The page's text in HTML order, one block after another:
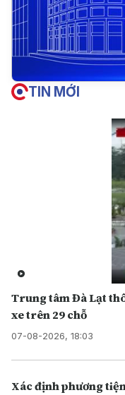
TIN MỚI
Trung tâm Đà Lạt
xe trên 29 chỗ
07-08-2026, 18:03
Xác định phương